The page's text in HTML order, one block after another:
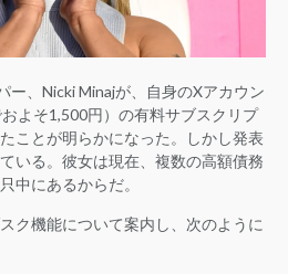
ー、Nicki Minajが、自身のXアカウン
よそ1,500円）の有料サブスクリプ
ことが明らかになった。しかし発表
いる。彼女は現在、複数の高額債務
中にあるからだ。
ク機能について案内し、次のように